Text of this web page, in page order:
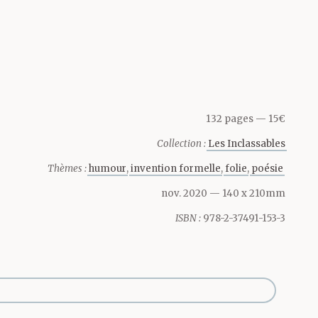
132 pages 15€
Collection : Les Inclassables
Thèmes :humour invention formelle folie poésie
nov. 2020 — 140 x 210mm
ISBN : 978-2-37491-153-3